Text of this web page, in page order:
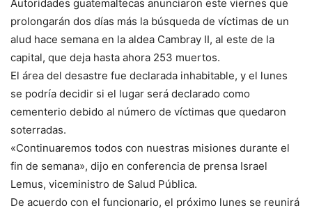
Autoridades guatemaltecas anunciaron este viernes que
prolongarán dos días más la búsqueda de víctimas de un
alud hace semana en la aldea Cambray II, al este de la
capital, que deja hasta ahora 253 muertos.
El área del desastre fue declarada inhabitable, y el lunes
se podría decidir si el lugar será declarado como
cementerio debido al número de víctimas que quedaron
soterradas.
«Continuaremos todos con nuestras misiones durante el
fin de semana», dijo en conferencia de prensa Israel
Lemus, viceministro de Salud Pública.
De acuerdo con el funcionario, el próximo lunes se reunirá